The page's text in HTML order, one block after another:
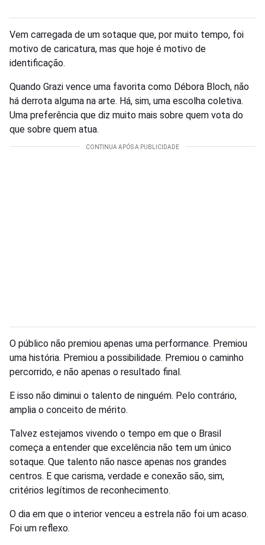
Vem carregada de um sotaque que, por muito tempo, foi
motivo de caricatura, mas que hoje é motivo de
identificação.
Quando Grazi vence uma favorita como Débora Bloch, não
há derrota alguma na arte. Há, sim, uma escolha coletiva.
Uma preferência que diz muito mais sobre quem vota do
que sobre quem atua.
O público não premiou apenas uma performance. Premiou
uma história. Premiou a possibilidade. Premiou o caminho
percorrido, e não apenas o resultado final.
E isso não diminui o talento de ninguém. Pelo contrário,
amplia o conceito de mérito.
Talvez estejamos vivendo o tempo em que o Brasil
começa a entender que excelência não tem um único
sotaque. Que talento não nasce apenas nos grandes
centros. E que carisma, verdade e conexão são, sim,
critérios legítimos de reconhecimento.
O dia em que o interior venceu a estrela não foi um acaso.
Foi um reflexo.